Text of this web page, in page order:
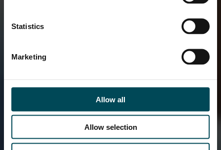
Statistics
Marketing
Allow all
Allow selection